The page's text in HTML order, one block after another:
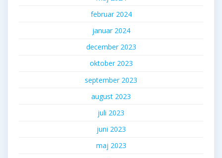
februar 2024
januar 2024
december 2023
oktober 2023
september 2023
august 2023
juli 2023
juni 2023
maj 2023